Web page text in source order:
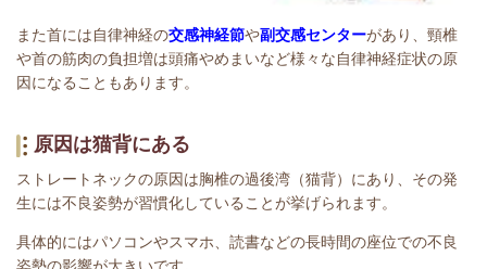
また首には自律神経の交感神経節や副交感センターがあり、頸椎
や首の筋肉の負担増は頭痛やめまいなど様々な自律神経症状の原
因になることもあります。
原因は猫背にある
ストレートネックの原因は胸椎の過後湾（猫背）にあり、その発
生には不良姿勢が習慣化していることが挙げられます。
具体的にはパソコンやスマホ、読書などの長時間の座位での不良